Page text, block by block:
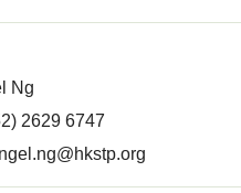
Ng
2629 6747